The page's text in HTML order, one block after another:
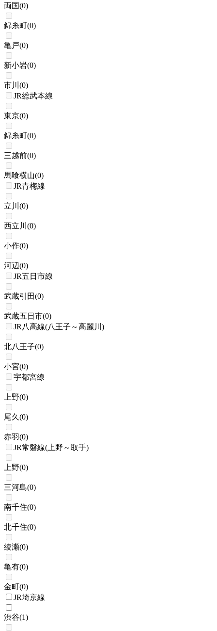
両国(0)
錦糸町(0)
亀戸(0)
新小岩(0)
市川 (0)
JR総武本線
東京(0)
錦糸町(0)
三越前(0)
馬喰横山(0)
JR青梅線
立川 (0)
西立川 (0)
小作(0)
河辺(0)
JR五日市線
武蔵引田(0)
武蔵五日市(0)
JR八高線(八王子～高麗川)
北八王子(0)
小宮(0)
宇都宮線
上野(0)
尾久 (0)
赤羽(0)
JR常磐線(上野～取手)
上野(0)
三河島(0)
南千住(0)
北千住(0)
綾瀬(0)
亀有(0)
金町(0)
JR埼京線
渋谷(1)